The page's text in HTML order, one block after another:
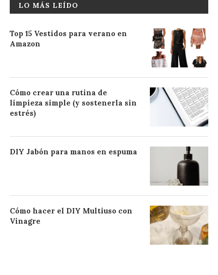
LO MÁS LEÍDO
Top 15 Vestidos para verano en
Amazon
Cómo crear una rutina de
limpieza simple (y sostenerla sin
estrés)
DIY Jabón para manos en espuma
Cómo hacer el DIY Multiuso con
Vinagre